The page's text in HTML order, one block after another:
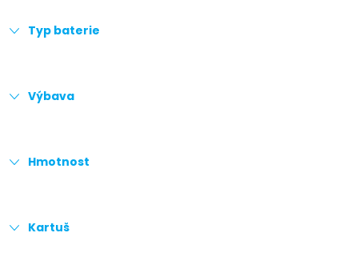
Typ baterie
Výbava
Hmotnost
Kartuš